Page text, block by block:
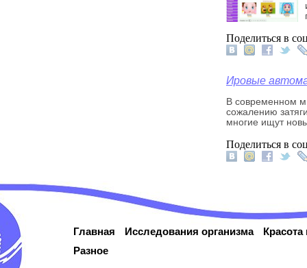
Поделиться в
Ировые
В современном
сожалению
многие ищут
Поделиться в
Главная Исследования организма
Разное